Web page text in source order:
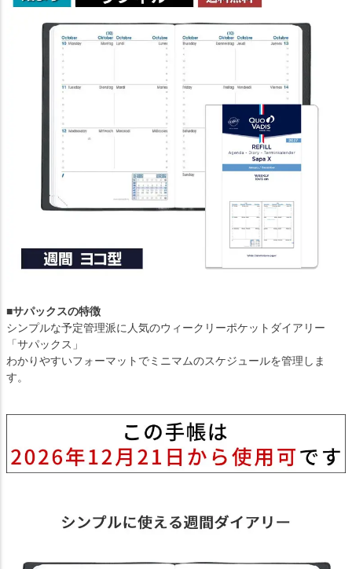
■サパックスの特徴
シンプルな予定管理派に人気のウィークリーポケットダイアリー
「サパックス」
わかりやすいフォーマットでミニマムのスケジュールを管理しま
す。